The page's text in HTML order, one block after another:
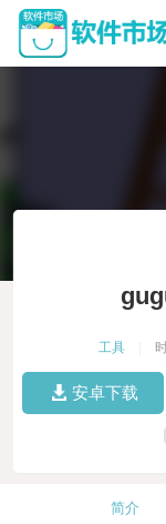
工具
安卓下载
简介